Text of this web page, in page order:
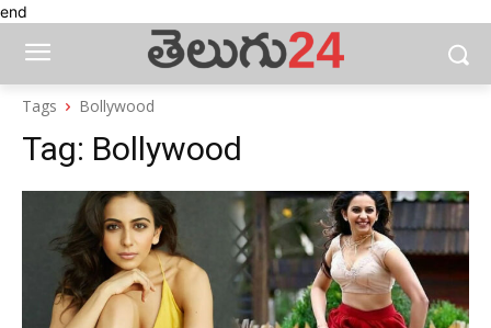
end
Tags Bollywood
Tag: Bollywood